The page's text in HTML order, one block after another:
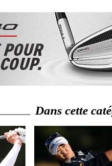
Dans cette